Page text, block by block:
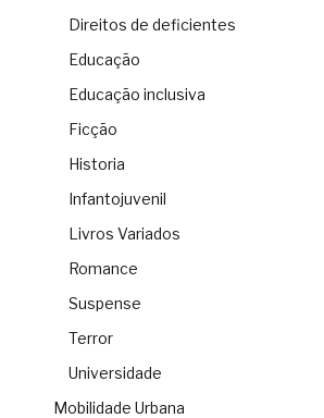
Direitos de deficientes
Educação
Educação inclusiva
Ficção
Historia
Infantojuvenil
Livros Variados
Romance
Suspense
Terror
Universidade
Mobilidade Urbana